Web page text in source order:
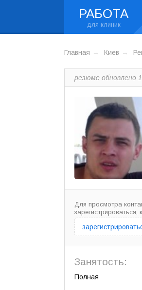
РАБОТА
Главная Киев
резюме обновлено
Для просмотра
зарегистрироваться,
Занятость:
Полная